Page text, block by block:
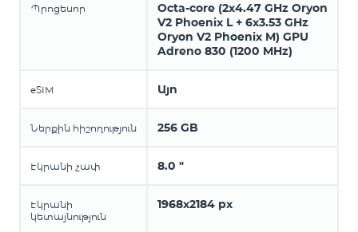
Պրոցեսոր
Octa-core (2x4.47 GHz Oryon
V2 Phoenix L + 6x3.53 GHz
Oryon V2 Phoenix M) GPU
Adreno 830 (1200 MHz)
eSIM Այո
Ներքին հիշողություն 256 GB
Էկրանի չափ 8.0 "
Էկրանի
կետայնություն
1968x2184 px